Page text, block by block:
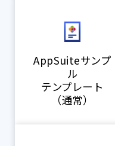
AppSuiteサンプ
ル
テンプレート
（通常）